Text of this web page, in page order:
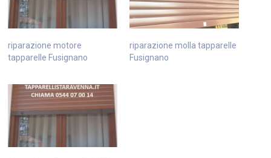
riparazione motore
tapparelle Fusignano
riparazione molla tapparelle
Fusignano